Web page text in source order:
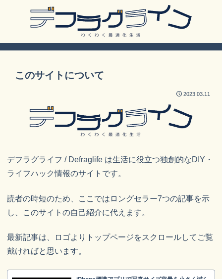
このサイトについて
2023.03.11
デフラグライフ / Defraglife は生活に役立つ独創的なDIY・
ライフハック情報のサイトです。
読者の時短のため、ここではロングセラー7つの記事を示
し、このサイトの自己紹介に代えます。
最新記事は、ロゴよりトップページをスクロールしてご覧
戴ければと思います。